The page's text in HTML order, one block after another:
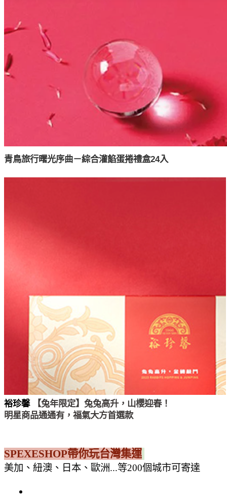
青鳥旅行曙光序曲－綜合灌餡蛋捲禮盒24入
裕珍馨
【兔年限定】兔兔高升，山櫻迎春！
明星商品通通有，福氣大方首選款
SPEXESHOP帶你玩台灣集運
美加、紐澳、日本、歐洲...等200個城市可寄達